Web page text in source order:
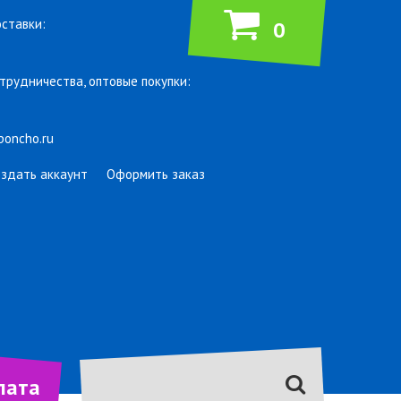
оптовые покупки:
0
аккаунт Оформить заказ